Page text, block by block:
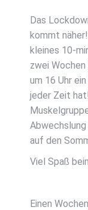
Das
kommt
kleines 10-
zwei
um 16 Uhr
jeder Zeit
auf den
Viel Spaß
Einen